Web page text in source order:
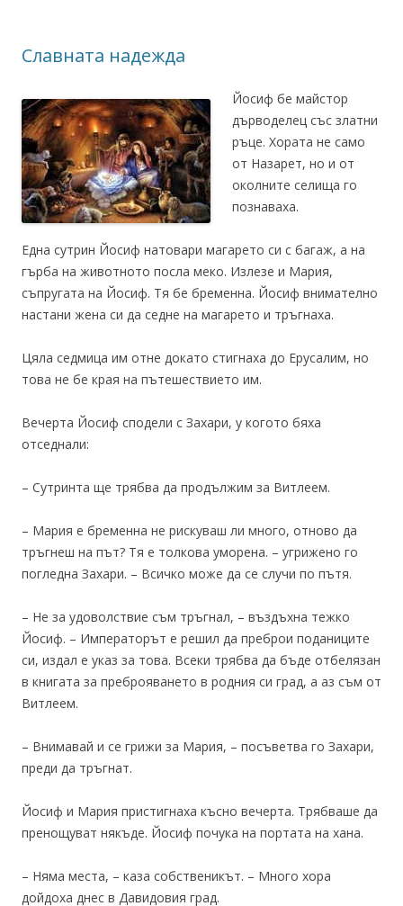
Славната надежда
Йосиф бе майстор
дърводелец със златни
ръце. Хората не само
от Назарет, но и от
околните селища го
познаваха.
Една сутрин Йосиф натовари магарето си с багаж, а на
гърба на животното посла меко. Излезе и Мария,
съпругата на Йосиф. Тя бе бременна. Йосиф внимателно
настани жена си да седне на магарето и тръгнаха.
Цяла седмица им отне докато стигнаха до Ерусалим, но
това не бе края на пътешествието им.
Вечерта Йосиф сподели с Захари, у когото бяха
отседнали:
– Сутринта ще трябва да продължим за Витлеем.
– Мария е бременна не рискуваш ли много, отново да
тръгнеш на път? Тя е толкова уморена. – угрижено го
погледна Захари. – Всичко може да се случи по пътя.
– Не за удоволствие съм тръгнал, – въздъхна тежко
Йосиф. – Императорът е решил да преброи поданиците
си, издал е указ за това. Всеки трябва да бъде отбелязан
в книгата за преброяването в родния си град, а аз съм от
Витлеем.
– Внимавай и се грижи за Мария, – посъветва го Захари,
преди да тръгнат.
Йосиф и Мария пристигнаха късно вечерта. Трябваше да
пренощуват някъде. Йосиф почука на портата на хана.
– Няма места, – каза собственикът. – Много хора
дойдоха днес в Давидовия град.